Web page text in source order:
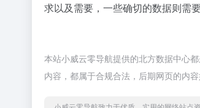
求以及需要，一些确切的数据则需
本站小威云零导航提供的北方数据中心
内容，都属于合规合法，后期网页的内